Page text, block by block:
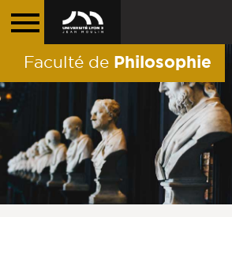
Faculté de Philosophie